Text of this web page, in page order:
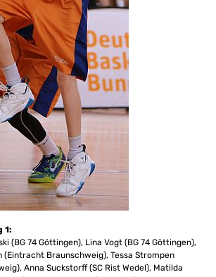
1:
(BG 74 Göttingen), Lina Vogt (BG 74 Göttingen),
(Eintracht Braunschweig), Tessa Strompen
Anna Suckstorff (SC Rist Wedel), Matilda